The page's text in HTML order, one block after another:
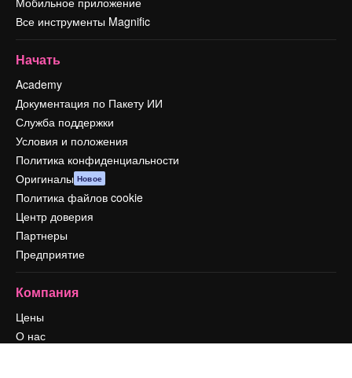
Все инструменты Magnific
Начать
Academy
Документация по Пакету ИИ
Служба поддержки
Условия и положения
Политика конфиденциальности
Оригиналы Новое
Политика файлов cookie
Центр доверия
Партнеры
Предприятие
Компания
Цены
О нас